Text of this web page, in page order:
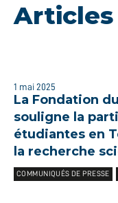
Articles
1 mai 2025
La Fondation
souligne la
étudiantes en
la recherche
COMMUNIQUÉS DE PRESSE